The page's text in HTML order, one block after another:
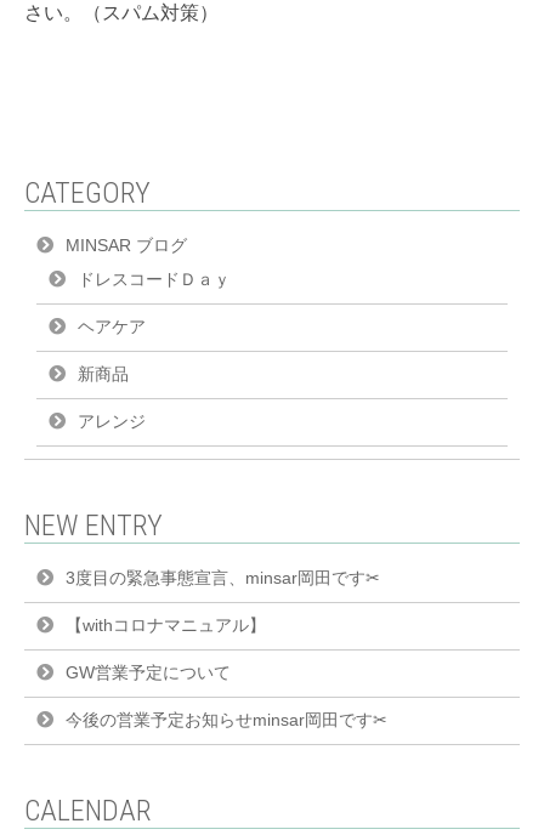
さい。（スパム対策）
CATEGORY
MINSAR ブログ
ドレスコードＤａｙ
ヘアケア
新商品
アレンジ
NEW ENTRY
3度目の緊急事態宣言、minsar岡田です✂︎
【withコロナマニュアル】
GW営業予定について
今後の営業予定お知らせminsar岡田です✂︎
CALENDAR